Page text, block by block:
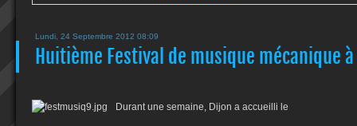
Lundi, 24 Septembre 2012 08:09
Huitième Festival de musique mécanique
Durant une semaine, Dijon a accueilli le